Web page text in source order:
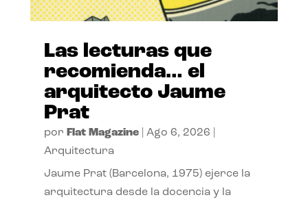
Las lecturas que
recomienda… el
arquitecto Jaume
Prat
por Flat Magazine| Ago 6, 2026
Arquitectura
Jaume Prat (Barcelona, 1975) ejerce la
arquitectura desde la docencia y la